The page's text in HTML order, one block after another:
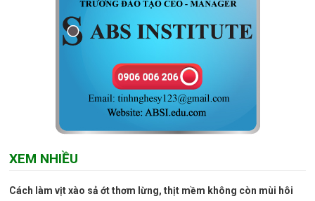
XEM NHIỀU
Cách làm vịt xào sả ớt thơm lừng, thịt mềm không còn mùi hôi